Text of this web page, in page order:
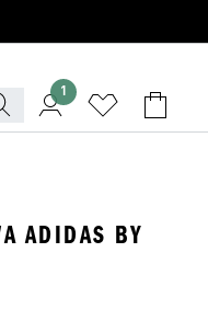
1
ADIDAS BY